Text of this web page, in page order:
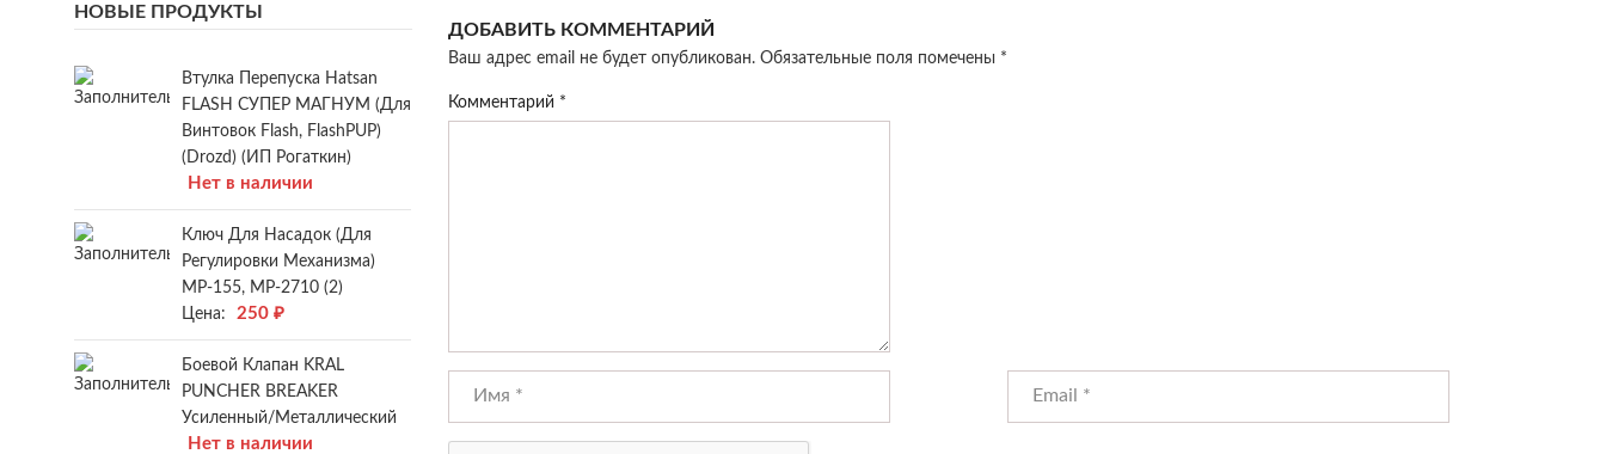
ДОБАВИТЬ КОММЕНТАРИЙ
Ваш адрес email не будет опубликован. Обязательные поля помечены *
Комментарий *
НОВЫЕ ПРОДУКТЫ
Втулка Перепуска Hatsan
FLASH СУПЕР МАГНУМ (для
Винтовок Flash, FlashPUP)
(Drozd) (ИП Рогаткин)
Нет в наличии
Ключ Для Насадок (для
Регулировки Механизма)
МР-155, МР-2710 (2)
Цена:
250 ₽
Боевой Клапан KRAL
PUNCHER BREAKER
Усиленный/металлический
Нет в наличии